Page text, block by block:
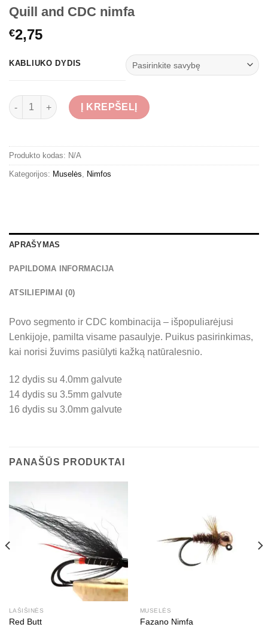
Quill and CDC nimfa
€2,75
KABLIUKO DYDIS
produkto kiekis: Quill and CDC nimfa
Į KREPŠELĮ
Produkto kodas: N/A
Kategorijos: Muselės Nimfos
APRAŠYMAS
PAPILDOMA INFORMACIJA
ATSILIEPIMAI (0)
Povo segmento ir CDC kombinacija – išpopuliarėjusi
Lenkijoje, pamilta visame pasaulyje. Puikus pasirinkimas,
kai norisi žuvims pasiūlyti kažką natūralesnio.
12 dydis su 4.0mm galvute
14 dydis su 3.5mm galvute
16 dydis su 3.0mm galvute
PANAŠŪS PRODUKTAI
LAŠIŠINĖS
Red Butt
MUSELĖS
Fazano Nimfa